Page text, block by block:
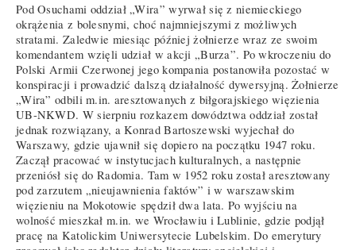
Pod Osuchami oddział „Wira” wyrwał się z niemieckiego
okrążenia z bolesnymi, choć najmniejszymi z możliwych
stratami. Zaledwie miesiąc później żołnierze wraz ze swoim
komendantem wzięli udział w akcji „Burza”. Po wkroczeniu do
Polski Armii Czerwonej jego kompania postanowiła pozostać w
konspiracji i prowadzić dalszą działalność dywersyjną. Żołnierze
„Wira” odbili m.in. aresztowanych z biłgorajskiego więzienia
UB-NKWD. W sierpniu rozkazem dowództwa oddział został
jednak rozwiązany, a Konrad Bartoszewski wyjechał do
Warszawy, gdzie ujawnił się dopiero na początku 1947 roku.
Zaczął pracować w instytucjach kulturalnych, a następnie
przeniósł się do Radomia. Tam w 1952 roku został aresztowany
pod zarzutem „nieujawnienia faktów” i w warszawskim
więzieniu na Mokotowie spędził dwa lata. Po wyjściu na
wolność mieszkał m.in. we Wrocławiu i Lublinie, gdzie podjął
pracę na Katolickim Uniwersytecie Lubelskim. Do emerytury